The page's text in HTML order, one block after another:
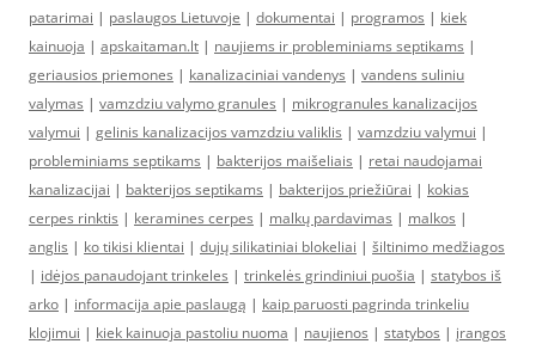
patarimai | paslaugos Lietuvoje | dokumentai | programos | kiek
kainuoja | apskaitaman.lt | naujiems ir probleminiams septikams |
geriausios priemones | kanalizaciniai vandenys | vandens suliniu
valymas | vamzdziu valymo granules | mikrogranules kanalizacijos
valymui | gelinis kanalizacijos vamzdziu valiklis | vamzdziu valymui |
probleminiams septikams | bakterijos maišeliais | retai naudojamai
kanalizacijai | bakterijos septikams | bakterijos priežiūrai | kokias
cerpes rinktis | keramines cerpes | malkų pardavimas | malkos |
anglis | ko tikisi klientai | dujų silikatiniai blokeliai | šiltinimo medžiagos
| idėjos panaudojant trinkeles | trinkelės grindiniui puošia | statybos iš
arko | informacija apie paslaugą | kaip paruosti pagrinda trinkeliu
klojimui | kiek kainuoja pastoliu nuoma | naujienos | statybos | įrangos